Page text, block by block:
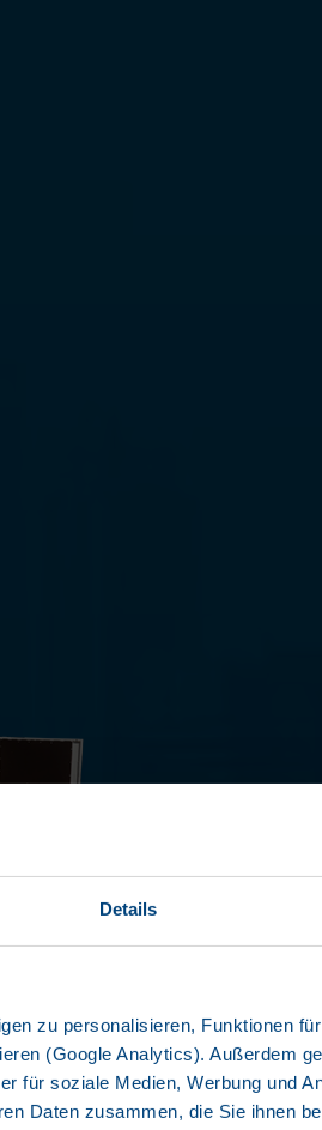
Details
zu personalisieren, Funktionen
(Google Analytics). Außerdem
für soziale Medien, Werbung und
Daten zusammen, die Sie ihnen
+3